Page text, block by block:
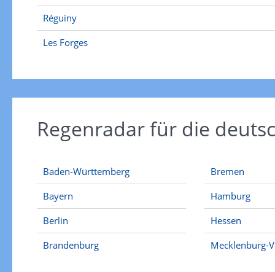
Réguiny
Les Forges
Regenradar für die
Baden-Württemberg
Bayern
Berlin
Brandenburg
Bremen
Hamburg
Hessen
Mecklenburg-